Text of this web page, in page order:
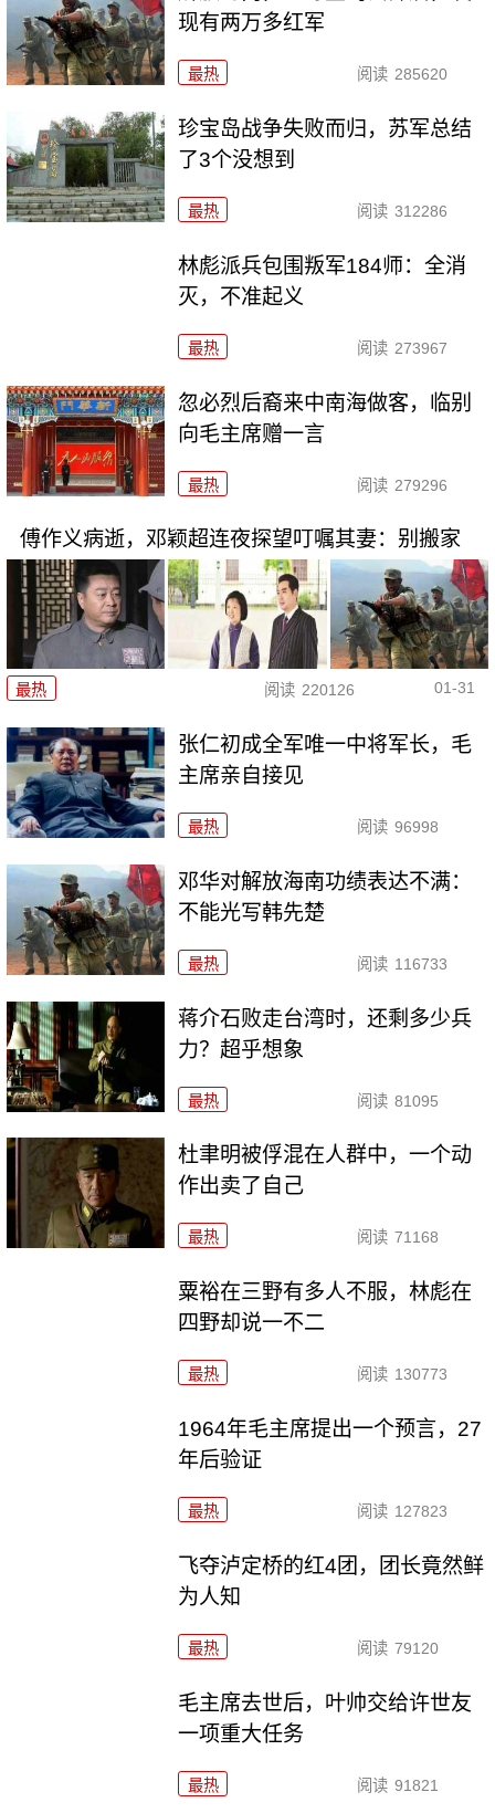
现有两万多红军
最热 阅读 285620
珍宝岛战争失败而归，苏军总结
了3个没想到
最热 阅读 312286
林彪派兵包围叛军184师：全消
灭，不准起义
最热 阅读 273967
忽必烈后裔来中南海做客，临别
向毛主席赠一言
最热 阅读 279296
傅作义病逝，邓颖超连夜探望叮嘱其妻：别搬家
最热 阅读 220126 01-31
张仁初成全军唯一中将军长，毛
主席亲自接见
最热 阅读 96998
邓华对解放海南功绩表达不满：
不能光写韩先楚
最热 阅读 116733
蒋介石败走台湾时，还剩多少兵
力？超乎想象
最热 阅读 81095
杜聿明被俘混在人群中，一个动
作出卖了自己
最热 阅读 71168
粟裕在三野有多人不服，林彪在
四野却说一不二
最热 阅读 130773
1964年毛主席提出一个预言，27
年后验证
最热 阅读 127823
飞夺泸定桥的红4团，团长竟然鲜
为人知
最热 阅读 79120
毛主席去世后，叶帅交给许世友
一项重大任务
最热 阅读 91821